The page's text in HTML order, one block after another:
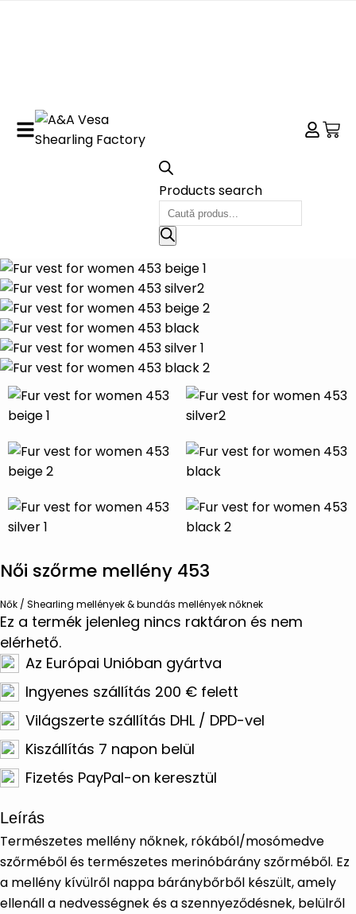
Products search
Női szőrme mellény 453
Nők / Shearling mellények & bundás mellények nőknek
Ez a termék jelenleg nincs raktáron és nem
elérhető.
Az Európai Unióban gyártva
Ingyenes szállítás 200 € felett
Világszerte szállítás DHL / DPD-vel
Kiszállítás 7 napon belül
Fizetés PayPal-on keresztül
Leírás
Természetes mellény nőknek, rókából/mosómedve
szőrméből és természetes merinóbárány szőrméből. Ez
a mellény kívülről nappa báránybőrből készült, amely
ellenáll a nedvességnek és a szennyeződésnek, belülről